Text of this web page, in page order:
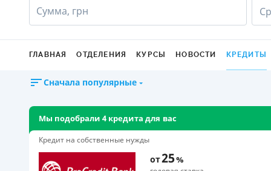
Сумма, грн
ГЛАВНАЯ ОТДЕЛЕНИЯ КУРСЫ НОВОСТИ КРЕДИТЫ
Сначала популярные
Мы подобрали 4 кредита для вас
Кредит на собственные нужды
от25%